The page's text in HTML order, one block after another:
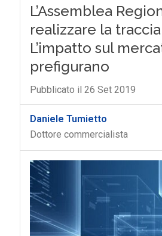
L’Assemblea
realizzare la
L’impatto sul
prefigurano
Pubblicato il 26 Set 2019
Daniele Tumietto
Dottore commercialista